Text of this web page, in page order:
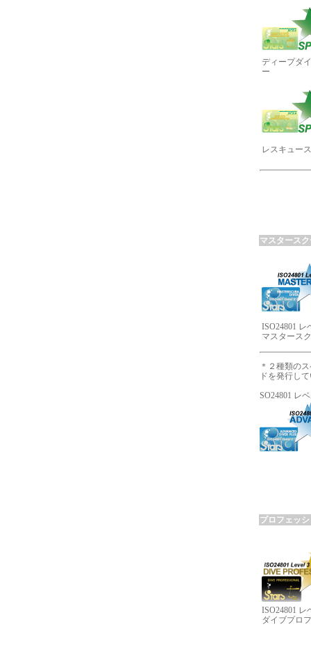
ディープダ
ー
レスキュー
マスタース
ISO24801 レ
マスタース
＊２種類の
ドを発行し
SO24801 レ
プロフェッ
ISO24801 レ
ダイブプロ